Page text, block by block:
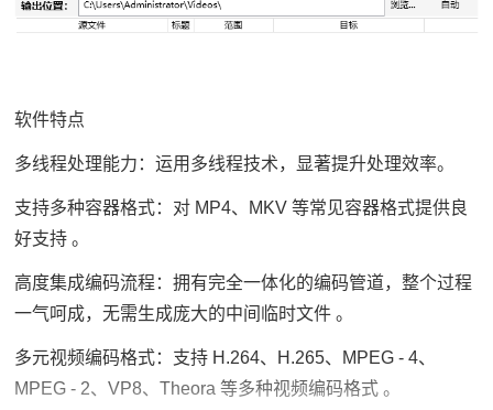
软件特点
多线程处理能力：运用多线程技术，显著提升处理效率。
支持多种容器格式：对 MP4、MKV 等常见容器格式提供良
好支持 。
高度集成编码流程：拥有完全一体化的编码管道，整个过程
一气呵成，无需生成庞大的中间临时文件 。
多元视频编码格式：支持 H.264、H.265、MPEG - 4、
MPEG - 2、VP8、Theora 等多种视频编码格式 。